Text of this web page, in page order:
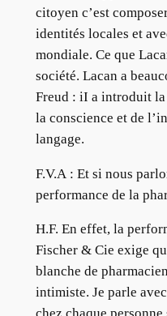
citoyen c’est
identités locales et
mondiale. Ce que
société. Lacan a
Freud : iI a introduit
la conscience et de
langage.
F.V.A : Et si nous
performance de la
H.F. En effet, la
Fischer & Cie exige
blanche de
intimiste. Je parle